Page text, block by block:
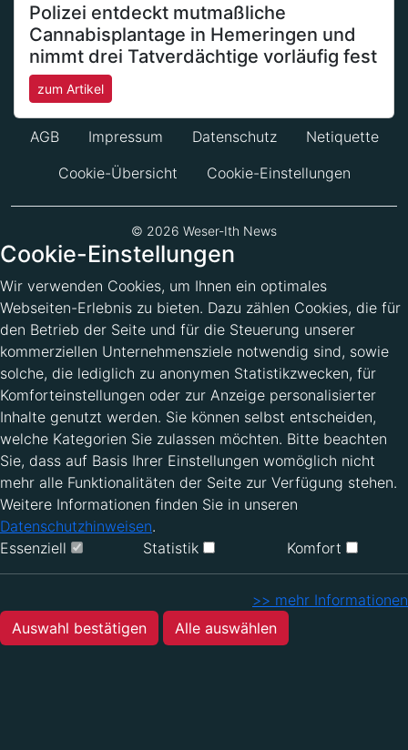
Polizei entdeckt mutmaßliche
Cannabisplantage in Hemeringen und
nimmt drei Tatverdächtige vorläufig fest
zum Artikel
AGB Impressum Datenschutz
Netiquette
Cookie-Übersicht
Cookie-Einstellungen
© 2026 Weser-Ith News
Cookie-Einstellungen
Wir verwenden Cookies, um Ihnen ein optimales
Webseiten-Erlebnis zu bieten. Dazu zählen Cookies, die für
den Betrieb der Seite und für die Steuerung unserer
kommerziellen Unternehmensziele notwendig sind, sowie
solche, die lediglich zu anonymen Statistikzwecken, für
Komforteinstellungen oder zur Anzeige personalisierter
Inhalte genutzt werden. Sie können selbst entscheiden,
welche Kategorien Sie zulassen möchten. Bitte beachten
Sie, dass auf Basis Ihrer Einstellungen womöglich nicht
mehr alle Funktionalitäten der Seite zur Verfügung stehen.
Weitere Informationen finden Sie in unseren
Datenschutzhinweisen.
Essenziell
Statistik Komfort
>> mehr Informationen
Auswahl bestätigen
Alle auswählen